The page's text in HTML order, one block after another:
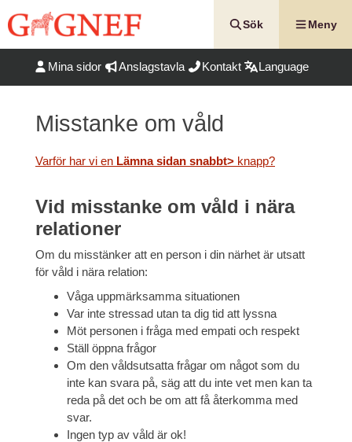
till
Sök Meny
Mina sidor Anslagstavla Kontakt Language
Misstanke om våld
Varför har vi en Lämna sidan snabbt> knapp?
Vid misstanke om våld i nära
relationer
Om du misstänker att en person i din närhet är utsatt
för våld i nära relation:
Våga uppmärksamma situationen
Var inte stressad utan ta dig tid att lyssna
Möt personen i fråga med empati och respekt
Ställ öppna frågor
Om den våldsutsatta frågar om något som du
inte kan svara på, säg att du inte vet men kan ta
reda på det och be om att få återkomma med
svar.
Ingen typ av våld är ok!